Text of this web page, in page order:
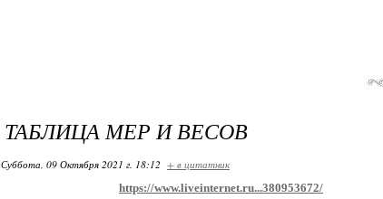
ТАБЛИЦА МЕР И ВЕСОВ
Суббота, 09 Октября 2021 г. 18:12 + в цитатник
https://www.liveinternet.ru...380953672/